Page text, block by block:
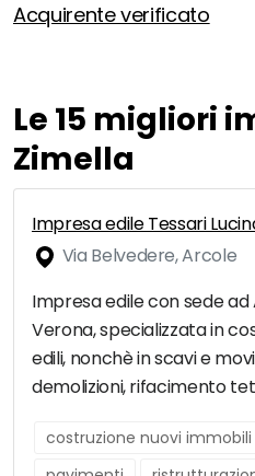
Acquirente verificato
Le 15 migliori
Zimella
Impresa edile Tessari
Via Belvedere, Arcole
Impresa edile con sede
Verona, specializzata in
edili, nonchè in scavi e
demolizioni, rifacimento
costruzione nuovi immobili